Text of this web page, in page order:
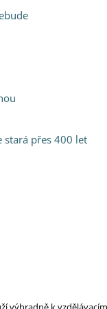
stará přes 400 let